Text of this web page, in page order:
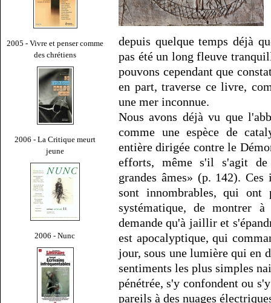
2005 - Vivre et penser comme
des chrétiens
2006 - La Critique meurt
jeune
2006 - Nunc
depuis quelque temps déjà
pas été un long fleuve
pouvons cependant que
en part, traverse ce livre,
une mer inconnue.
Nous avons déjà vu que
comme une espèce de
entière dirigée contre le
efforts, même s'il s'agit de
grandes âmes» (p. 142).
sont innombrables, qui ont
systématique, de montrer
demande qu'à jaillir et
est apocalyptique, qui
jour, sous une lumière qui en
sentiments les plus simples
pénétrée, s'y confondent ou
pareils à des nuages